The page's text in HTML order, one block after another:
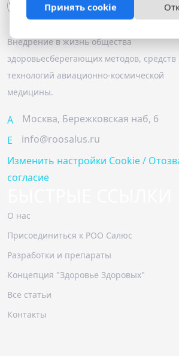
Внедрение в жизнь общества
здоровьесберегающих методов, средств
технологий авиационно-космической
медицины.
A
Москва, Бережковская наб, 6
E
info@roosalus.ru
Изменить настройки Cookie /
согласие
О нас
Присоединиться к РОО Салюс
Разработки и препараты
Концепция "Здоровье Здоровых"
Все статьи
Контакты
Принять cookie